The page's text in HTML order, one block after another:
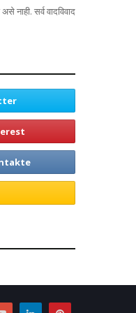
नाही. सर्व वादविवाद